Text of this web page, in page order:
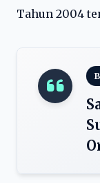
Tahun 2004